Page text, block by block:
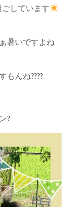
しています
暑いですよね
もんね????
?